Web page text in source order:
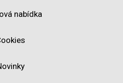
nabídka